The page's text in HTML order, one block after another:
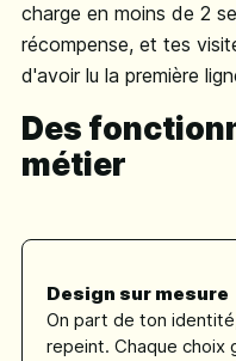
charge en moins de 2
récompense, et tes
d'avoir lu la première
Des
métier
Design sur mesure
On part de ton
repeint. Chaque choix